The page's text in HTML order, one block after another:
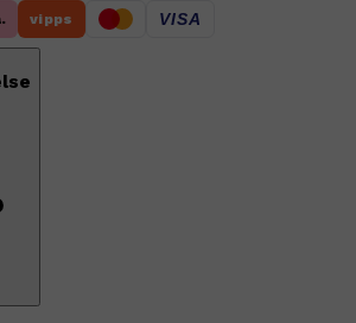
vipps VISA